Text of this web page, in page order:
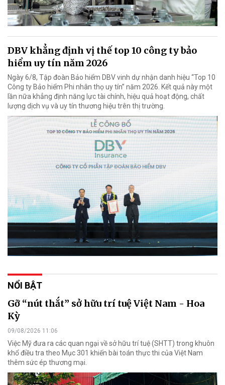
DBV khẳng định vị thế top 10 công ty bảo
hiểm uy tín năm 2026
Ngày 6/8, Tập đoàn Bảo hiểm DBV vinh dự nhận danh hiệu “Top 10
Công ty Bảo hiểm Phi nhân thọ uy tín” năm 2026. Kết quả này một
lần nữa khẳng định năng lực tài chính, hiệu quả hoạt động, chất
lượng dịch vụ và uy tín thương hiệu trên thị trường.
NỔI BẬT
Gỡ “nút thắt” sở hữu trí tuệ Việt Nam - Hoa
Kỳ
09/08/2026 11:06
Việc Mỹ đưa ra các quan ngại về sở hữu trí tuệ (SHTT) trong khuôn
khổ điều tra theo Mục 301 khiến bài toán thực thi của Việt Nam
thêm sức ép thương mại.